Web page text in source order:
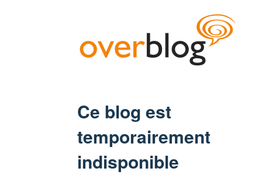
Ce blog est
temporairement
indisponible